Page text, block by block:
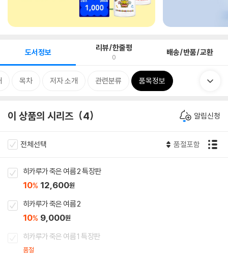
도서정보 리뷰/한줄평
0 배송/반품/교환
목차 저자 소개 관련분류 품목정보
이 상품의 시리즈 4 알림신청
전체선택 품절포함
히카루가 죽은 여름 2 특장판
10% 12,600원
히카루가 죽은 여름 2
10% 9,000원
히카루가 죽은 여름 1 특장판
품절